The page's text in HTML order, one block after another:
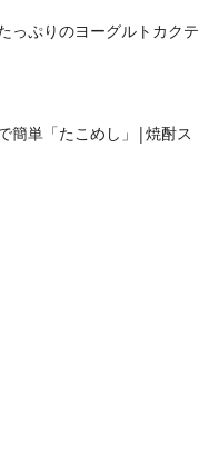
っぷりのヨーグルトカクテ
簡単「たこめし」|焼酎ス